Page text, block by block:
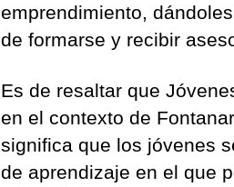
emprendimiento,
de formarse y recibir
Es de resaltar que
en el contexto de
significa que los jóvenes
de aprendizaje en el que